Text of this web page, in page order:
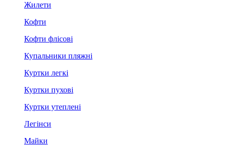
Жилети
Кофти
Кофти флісові
Купальники пляжні
Куртки легкі
Куртки пухові
Куртки утеплені
Легінси
Майки